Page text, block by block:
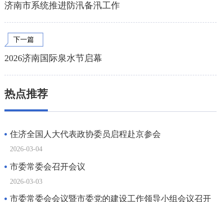
济南市系统推进防汛备汛工作
下一篇
2026济南国际泉水节启幕
热点推荐